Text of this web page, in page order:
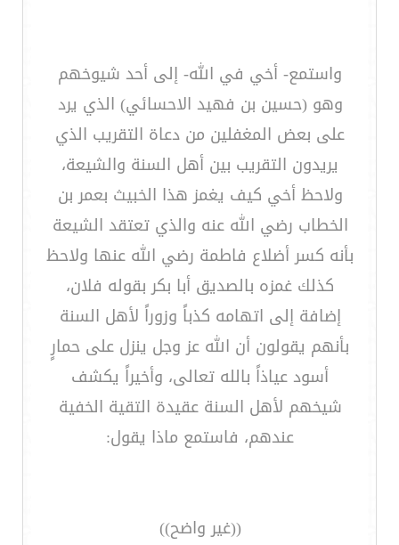
واستمع- أخي في الله- إلى أحد شيوخهم
وهو (حسين بن فهيد الاحسائي) الذي يرد
على بعض المغفلين من دعاة التقريب الذي
يريدون التقريب بين أهل السنة والشيعة،
ولاحظ أخي كيف يغمز هذا الخبيث بعمر بن
الخطاب رضي الله عنه والذي تعتقد الشيعة
بأنه كسر أضلاع فاطمة رضي الله عنها ولاحظ
كذلك غمزه بالصديق أبا بكر بقوله فلان،
إضافة إلى اتهامه كذباً وزوراً لأهل السنة
بأنهم يقولون أن الله عز وجل ينزل على حمارٍ
أسود عياذاً بالله تعالى، وأخيراً يكشف
شيخهم لأهل السنة عقيدة التقية الخفية
عندهم، فاستمع ماذا يقول:
((غير واضح))